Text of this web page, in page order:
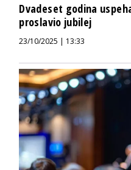
Dvadeset godina
proslavio jubilej
23/10/2025 | 13:33